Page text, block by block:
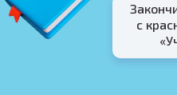
с